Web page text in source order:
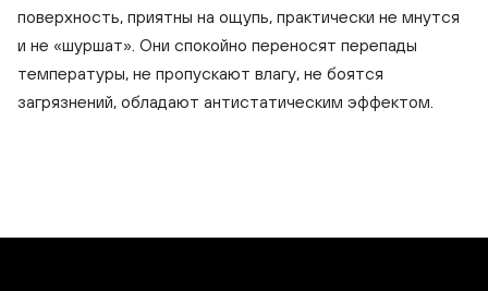
поверхность, приятны на ощупь, практически не мнутся
и не «шуршат». Они спокойно переносят перепады
температуры, не пропускают влагу, не боятся
загрязнений, обладают антистатическим эффектом.